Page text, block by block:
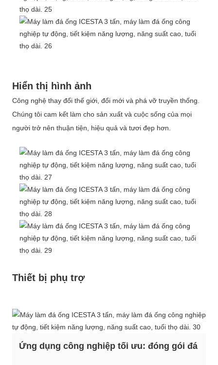
Hiển thị hình ảnh
Công nghệ thay đổi thế giới, đổi mới và phá vỡ truyền thống.
Chúng tôi cam kết làm cho sản xuất và cuộc sống của mọi
người trở nên thuận tiện, hiệu quả và tươi đẹp hơn.
Thiết bị phụ trợ
Ứng dụng công nghiệp tối ưu: đóng gói đá